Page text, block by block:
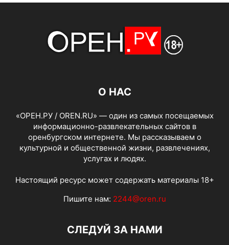
О НАС
«ОРЕН.РУ / OREN.RU» — один из самых посещаемых
информационно-развлекательных сайтов в
оренбургском интернете. Мы рассказываем о
культурной и общественной жизни, развлечениях,
услугах и людях.
Настоящий ресурс может содержать материалы 18+
Пишите нам: 2244@oren.ru
СЛЕДУЙ ЗА НАМИ